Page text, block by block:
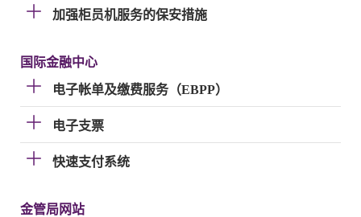
加强柜员机服务的保安措施
国际金融中心
电子帐单及缴费服务（EBPP）
电子支票
快速支付系统
金管局网站